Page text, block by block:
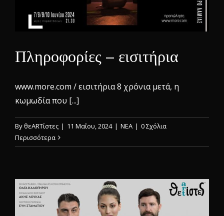
Πληροφορίες – εισιτήρια
www.more.com / εισιτήρια 8 χρόνια μετά, η
κωμωδία που [...]
ByθεARTίστες | 11 Μαΐου, 2024 | ΝΕΑ | 0 Σχόλια
Περισσότερα